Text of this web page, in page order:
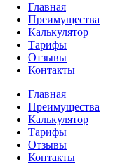
Главная
Преимущества
Калькулятор
Тарифы
Отзывы
Контакты
Главная
Преимущества
Калькулятор
Тарифы
Отзывы
Контакты